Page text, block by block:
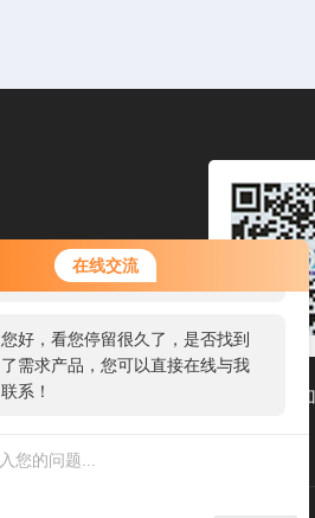
在线交流
您好！欢迎前来咨询，很高兴为您
服务，请问您要咨询什么问题呢？
您好，看您停留很久了，是否找到
了需求产品，您可以直接在线与我
联系！
扫码